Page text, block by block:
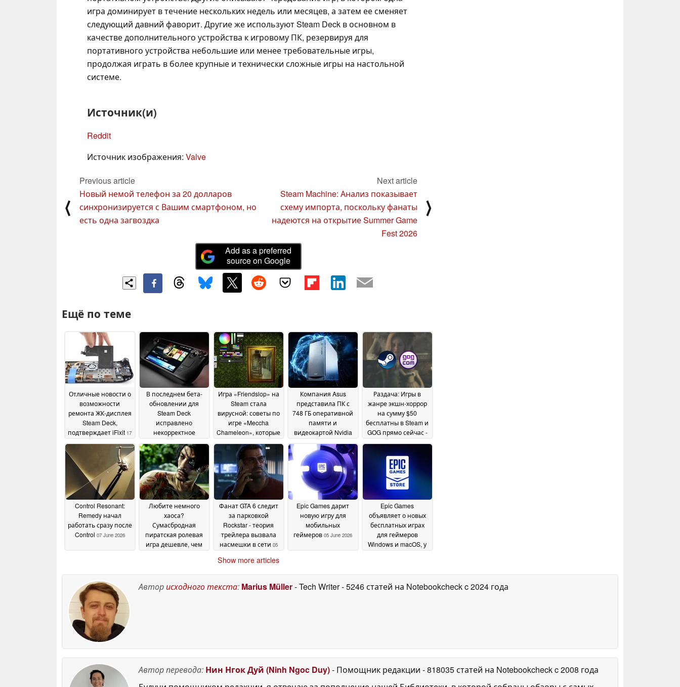
игра доминирует в течение нескольких недель или месяцев, а затем ее сменяет
следующий давний фаворит. Другие же используют Steam Deck в основном в
качестве дополнительного устройства к игровому ПК, резервируя для
портативного устройства небольшие или менее требовательные игры,
продолжая играть в более крупные и технически сложные игры на настольной
системе.
Источник(и)
Reddit
Источник изображения: Valve
⟨
Previous article
Новый немой телефон за 20 долларов
синхронизируется с Вашим смартфоном, но
есть одна загвоздка
Next article
Steam Machine: Анализ показывает
схему импорта, поскольку фанаты
надеются на открытие Summer Game
Fest 2026
⟩
Add as a preferred
source on Google
Ещё по теме
Отличные новости о
возможности
ремонта ЖК-дисплея
Steam Deck,
подтверждает iFixit 17
July 2026
В последнем бета-
обновлении для
Steam Deck
исправлено
некорректное
пользовательского
интерфейса,
добавлено
ограничение
частоты кадров для
Remote Play и другие
изменения10 July 2026
Игра «Friendslop» на
Steam стала
вирусной: советы по
игре «Meccha
Chameleon», которые
каждый новичок
June 2026
Компания Asus
представила ПК с
748 ГБ оперативной
памяти и
видеокартой Nvidia
999 долларов16 June
2026
Раздача: Игры в
жанре экшн-хоррор
на сумму $50
бесплатны в Steam и
GOG прямо сейчас -
08
June 2026
Control Resonant:
Remedy начал
работать сразу после
Control 07 June 2026
Любите немного
хаоса?
Сумасбродная
пиратская ролевая
игра дешевле, чем
Фанат GTA 6 следит
за парковкой
Rockstar - теория
трейлера вызвала
насмешки в сети 05
Epic Games дарит
новую игру для
мобильных
геймеров 05 June 2026
Epic Games
объявляет о новых
бесплатных играх
для геймеров
Windows и macOS, у
Show more articles
Авторисходного текста: Marius Müller- Tech Writer- 5246 статей на Notebookcheckc 2024 года
Автор перевода: Нин Нгок Дуй (Ninh Ngoc Duy)- Помощник редакции - 818035 статей на Notebookcheckc 2008 года